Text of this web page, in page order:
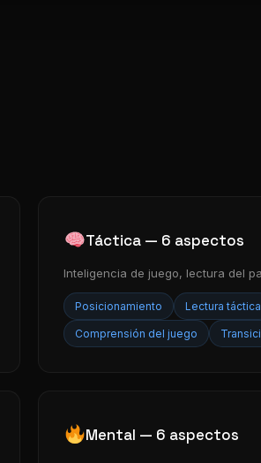
Táctica — 6 aspectos
Inteligencia de juego, lectura del
Posicionamiento Lectura táctica
Comprensión del juego
Mental — 6 aspectos